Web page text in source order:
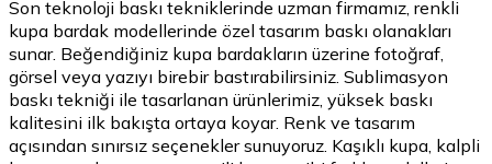
Son teknoloji baskı tekniklerinde uzman firmamız, renkli
kupa bardak modellerinde özel tasarım baskı olanakları
sunar. Beğendiğiniz kupa bardakların üzerine fotoğraf,
görsel veya yazıyı birebir bastırabilirsiniz. Sublimasyon
baskı tekniği ile tasarlanan ürünlerimiz, yüksek baskı
kalitesini ilk bakışta ortaya koyar. Renk ve tasarım
açısından sınırsız seçenekler sunuyoruz. Kaşıklı kupa, kalpli